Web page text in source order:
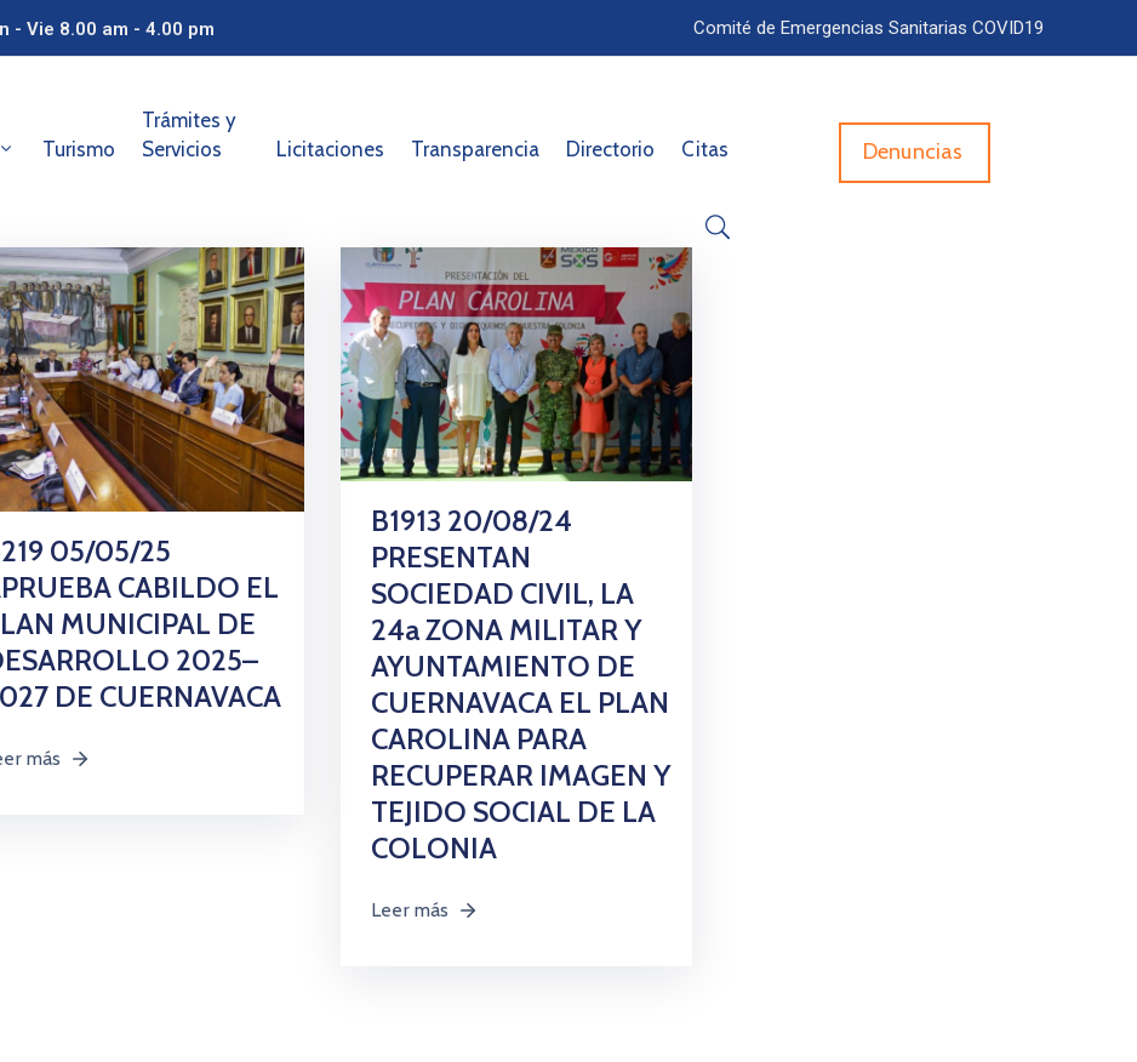
- Vie 8.00 am - 4.00 pm Comité de Emergencias Sanitarias COVID19
Turismo
Trámites y
Servicios
Licitaciones Transparencia Directorio Citas Denuncias
05/05/25
CABILDO EL
MUNICIPAL DE
2025–
DE CUERNAVACA
más
B1913 20/08/24
PRESENTAN
SOCIEDAD CIVIL, LA
24a ZONA MILITAR Y
AYUNTAMIENTO DE
CUERNAVACA EL PLAN
CAROLINA PARA
RECUPERAR IMAGEN Y
TEJIDO SOCIAL DE LA
COLONIA
Leer más